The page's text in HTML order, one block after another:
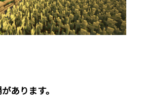
あります。